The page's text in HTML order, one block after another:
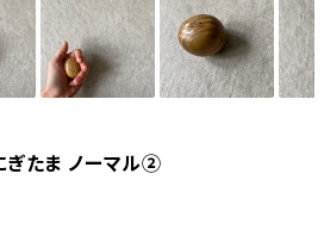
ぎたま ノーマル②